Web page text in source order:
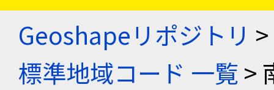
Geoshapeリポジトリ >
標準地域コード 一覧>